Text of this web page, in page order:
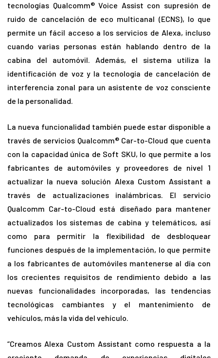
tecnologías Qualcomm® Voice Assist con supresión de
ruido de cancelación de eco multicanal (ECNS), lo que
permite un fácil acceso a los servicios de Alexa, incluso
cuando varias personas están hablando dentro de la
cabina del automóvil. Además, el sistema utiliza la
identificación de voz y la tecnología de cancelación de
interferencia zonal para un asistente de voz consciente
de la personalidad.
La nueva funcionalidad también puede estar disponible a
través de servicios Qualcomm® Car-to-Cloud que cuenta
con la capacidad única de Soft SKU, lo que permite a los
fabricantes de automóviles y proveedores de nivel 1
actualizar la nueva solución Alexa Custom Assistant a
través de actualizaciones inalámbricas. El servicio
Qualcomm Car-to-Cloud está diseñado para mantener
actualizados los sistemas de cabina y telemáticos, así
como para permitir la flexibilidad de desbloquear
funciones después de la implementación, lo que permite
a los fabricantes de automóviles mantenerse al día con
los crecientes requisitos de rendimiento debido a las
nuevas funcionalidades incorporadas, las tendencias
tecnológicas cambiantes y el mantenimiento de
vehículos, más la vida del vehículo.
“Creamos Alexa Custom Assistant como respuesta a la